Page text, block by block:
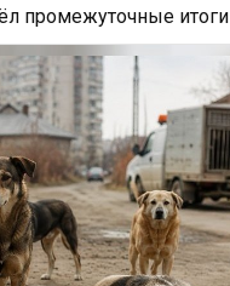
промежуточные итоги